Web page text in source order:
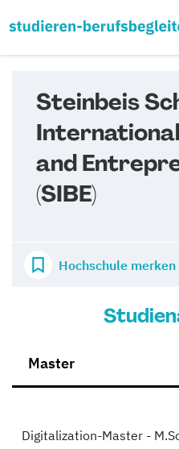
Steinbeis
and
(SIBE)
Hochschule merken
Master
Digitalization-Master -